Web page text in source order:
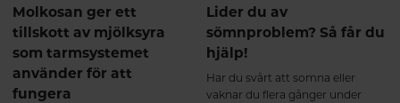
Molkosan ger ett
tillskott av mjölksyra
som tarmsystemet
använder för att
fungera
Lider du av
sömnproblem? Så får du
hjälp!
Har du svårt att somna eller
vaknar du flera gånger under